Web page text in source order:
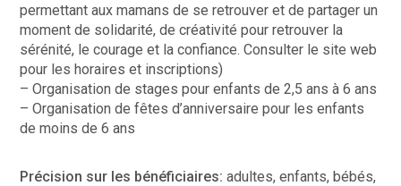
permettant aux mamans de se retrouver et de partager un
moment de solidarité, de créativité pour retrouver la
sérénité, le courage et la confiance. Consulter le site web
pour les horaires et inscriptions)
– Organisation de stages pour enfants de 2,5 ans à 6 ans
– Organisation de fêtes d’anniversaire pour les enfants
de moins de 6 ans
Précision sur les bénéficiaires:adultes, enfants, bébés,